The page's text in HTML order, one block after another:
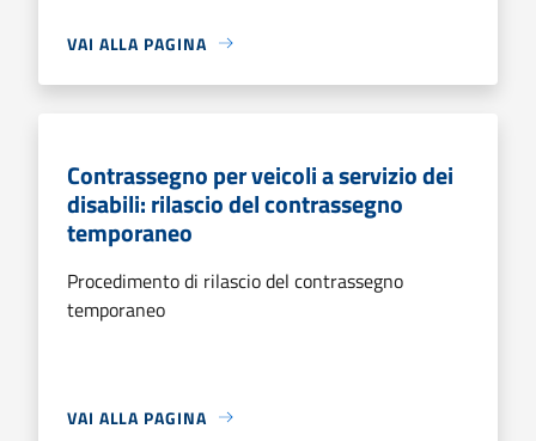
VAI ALLA PAGINA
Contrassegno per veicoli a servizio dei
disabili: rilascio del contrassegno
temporaneo
Procedimento di rilascio del contrassegno
temporaneo
VAI ALLA PAGINA